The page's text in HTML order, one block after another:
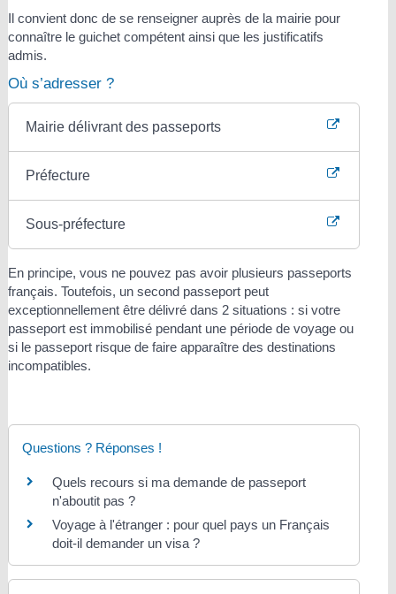
Il convient donc de se renseigner auprès de la mairie pour
connaître le guichet compétent ainsi que les justificatifs
admis.
Où s’adresser ?
Mairie délivrant des passeports
Préfecture
Sous-préfecture
En principe, vous ne pouvez pas avoir plusieurs passeports
français. Toutefois, un second passeport peut
exceptionnellement être délivré dans 2 situations : si votre
passeport est immobilisé pendant une période de voyage ou
si le passeport risque de faire apparaître des destinations
incompatibles.
Questions ? Réponses !
Quels recours si ma demande de passeport
n'aboutit pas ?
Voyage à l'étranger : pour quel pays un Français
doit-il demander un visa ?